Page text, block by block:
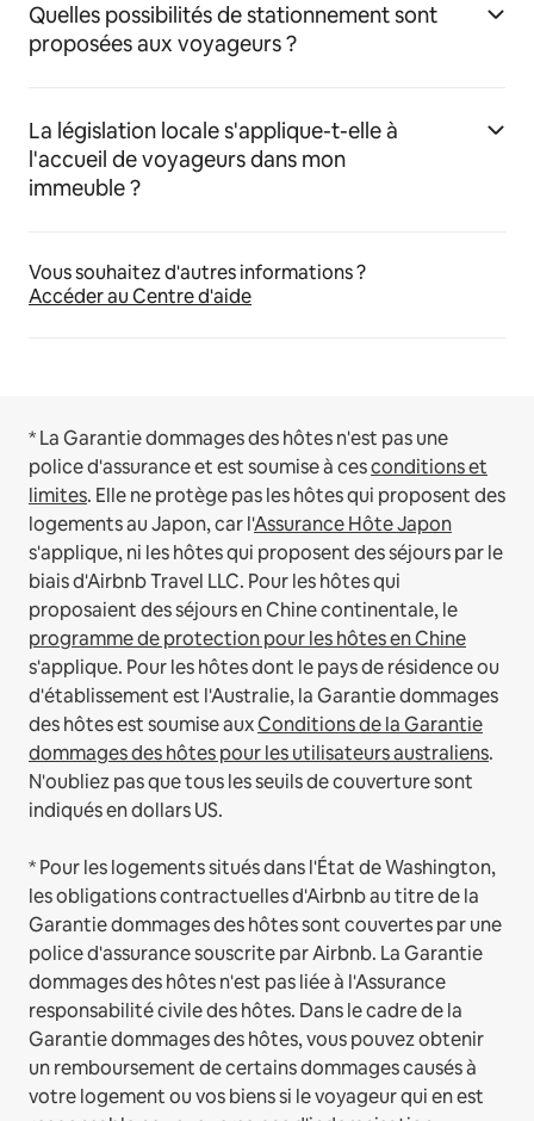
Quelles possibilités de stationnement sont
proposées aux voyageurs ?
La législation locale s'applique-t-elle à
l'accueil de voyageurs dans mon
immeuble ?
Vous souhaitez d'autres informations ?
Accéder au Centre d'aide
* La Garantie dommages des hôtes n'est pas une
police d'assurance et est soumise à cesconditions et
limites. Elle ne protège pas les hôtes qui proposent des
logements au Japon, car l'Assurance Hôte Japon
s'applique, ni les hôtes qui proposent des séjours par le
biais d'Airbnb Travel LLC. Pour les hôtes qui
proposaient des séjours en Chine continentale, le
programme de protection pour les hôtes en Chine
s'applique. Pour les hôtes dont le pays de résidence ou
d'établissement est l'Australie, la Garantie dommages
des hôtes est soumise auxConditions de la Garantie
dommages des hôtes pour les utilisateurs australiens.
N'oubliez pas que tous les seuils de couverture sont
indiqués en dollars US.
* Pour les logements situés dans l'État de Washington,
les obligations contractuelles d'Airbnb au titre de la
Garantie dommages des hôtes sont couvertes par une
police d'assurance souscrite par Airbnb. La Garantie
dommages des hôtes n'est pas liée à l'Assurance
responsabilité civile des hôtes. Dans le cadre de la
Garantie dommages des hôtes, vous pouvez obtenir
un remboursement de certains dommages causés à
votre logement ou vos biens si le voyageur qui en est